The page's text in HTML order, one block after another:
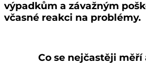
výpadkům a závažným
včasné reakci na problémy.
Co se nejčastěji měří